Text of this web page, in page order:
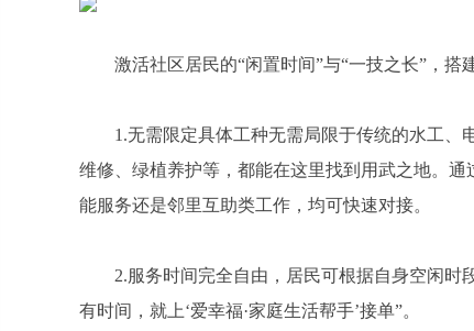
激活社区居民的“闲置时间”与“一技之长”，搭
1.无需限定具体工种无需局限于传统的水工
维修、绿植养护等，都能在这里找到用武之地。
能服务还是邻里互助类工作，均可快速对接。
2.服务时间完全自由，居民可根据自身空闲
有时间，就上‘爱幸福·家庭生活帮手’接单”。